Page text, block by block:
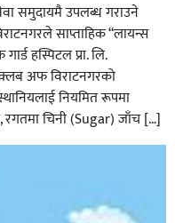
समुदायमै उपलब्ध गराउने
साप्ताहिक “लायन्स
हस्पिटल प्रा. लि.
क्लब अफ विराटनगरको
नियमित रूपमा
रगतमा चिनी (Sugar) जाँच […]